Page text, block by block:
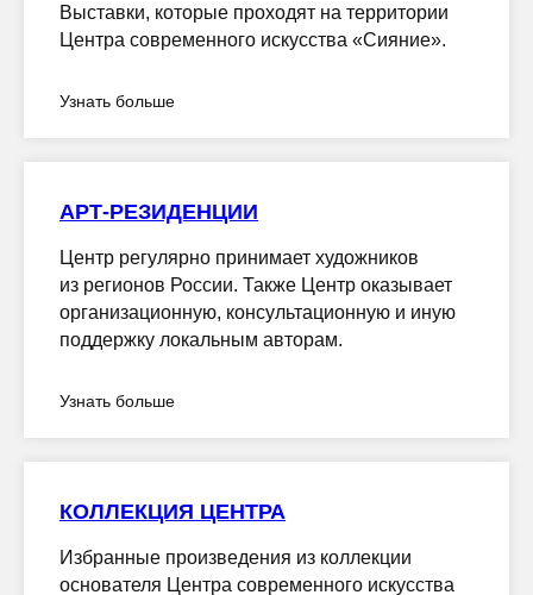
Выставки, которые проходят на территории
Центра современного искусства «Сияние».
Узнать больше
АРТ-РЕЗИДЕНЦИИ
Центр регулярно принимает художников
из регионов России. Также Центр оказывает
организационную, консультационную и иную
поддержку локальным авторам.
Узнать больше
КОЛЛЕКЦИЯ ЦЕНТРА
Избранные произведения из коллекции
основателя Центра современного искусства